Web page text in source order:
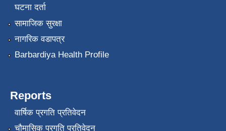
घटना दर्ता
सामाजिक सुरक्षा
नागरिक वडापत्र
Barbardiya Health Profile
Reports
वार्षिक प्रगति प्रतिवेदन
चौमासिक प्रगति प्रतिवेदन